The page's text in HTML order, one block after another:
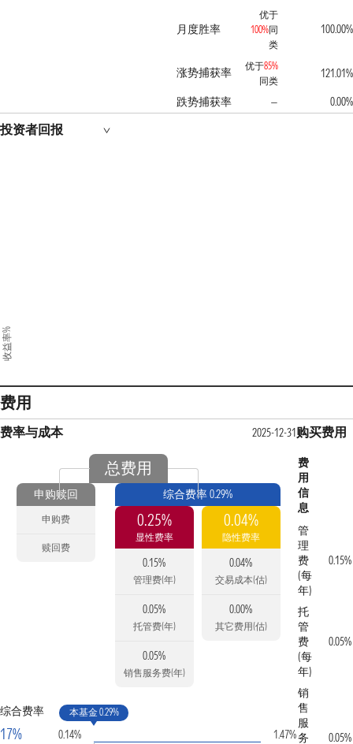
月度胜率
优于
100%同
类
100.00%
涨势捕获率 优于85%
同类
121.01%
跌势捕获率
— 0.00%
投资者回报
收益率%
费用
费率与成本 2025-12-31
总费用
申购赎回
申购费
赎回费
综合费率 0.29%
0.25%
显性费率
0.15%
管理费(年)
0.05%
托管费(年)
0.05%
销售服务费(年)
0.04%
隐性费率
0.04%
交易成本(估)
0.00%
其它费用(估)
综合费率
17% 0.14%
本基金 0.29%
1.47%
购买费用
费
用
信
息
管
理
费
(每
年)
0.15%
托
管
费
(每
年)
0.05%
销
售
服
务
0.05%